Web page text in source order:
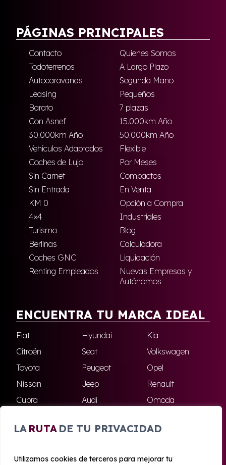
LA RUTA DE TU PRIVACIDAD
Utilizamos cookies de terceros para mejorar tu
PÁGINAS PRINCIPALES
Contacto
Quienes Somos
Todoterrenos
A Largo Plazo
Autocaravanas
Segunda Mano
Leasing
Pequeños
Barato
7 plazas
Con Asnef
15.000km Año
30.000km Año
50.000km Año
Vehículos Adaptados
Flexible
Coches de Lujo
Por Meses
Sin Carnet
Compactos
Sin Entrada
En Venta
KM 0
Opción a Compra
4×4
Industriales
Turismo
Blog
Berlinas
Calculadora
Coches GNC
Liquidación
Renting Empleados
Nuevas Empresas y
Autónomos
ENCUENTRA TU MARCA IDEAL
Fiat Hyundai
Kia
Citroën
Seat
Volkswagen
Toyota
Peugeot
Opel
Nissan
Jeep
Renault
Cupra
Audi
Omoda
Skoda
Ford Todas las marcas